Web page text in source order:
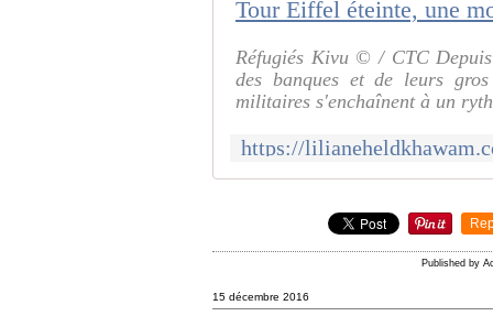
Réfugiés Kivu © / CTC
des banques et de leurs
militaires s'enchaînent à un
Published by
15 décembre 2016